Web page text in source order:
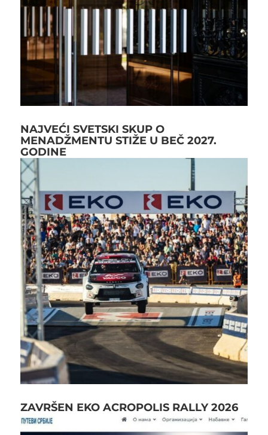
NAJVEĆI SVETSKI SKUP O
MENADŽMENTU STIŽE U BEČ 2027.
GODINE
ZAVRŠEN EKO ACROPOLIS RALLY 2026